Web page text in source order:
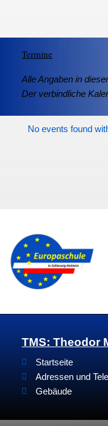
Termine
Alle Angaben in
Der verbindliche
No events found
TMS: Theodor
Startseite
Adressen und
Gebäude